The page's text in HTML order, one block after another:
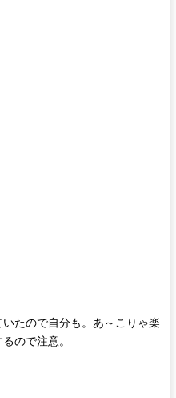
たので自分も。あ～こりゃ楽
ので注意。